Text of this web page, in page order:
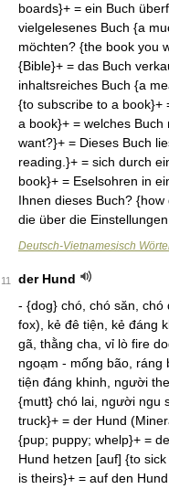
boards}+ = ein Buch
vielgelesenes Buch {a
möchten? {the book you
{Bible}+ = das Buch
inhaltsreiches Buch {a
{to subscribe to a book}+
a book}+ = welches
want?}+ = Dieses Buch
reading.}+ = sich durch
book}+ = Eselsohren in
Ihnen dieses Buch? {how
die über die
Deutsch-Vietnamesisch
11
der Hund
- {dog} chó, chó săn,
fox), kẻ đê tiện, kẻ đáng
gã, thằng cha, vỉ lò fire
ngoạm - mống bão, ráng
tiện đáng khinh, người
{mutt} chó lai, người ngu
truck}+ = der Hund
{pup; puppy; whelp}+ =
Hund hetzen [auf] {to
is theirs}+ = auf den